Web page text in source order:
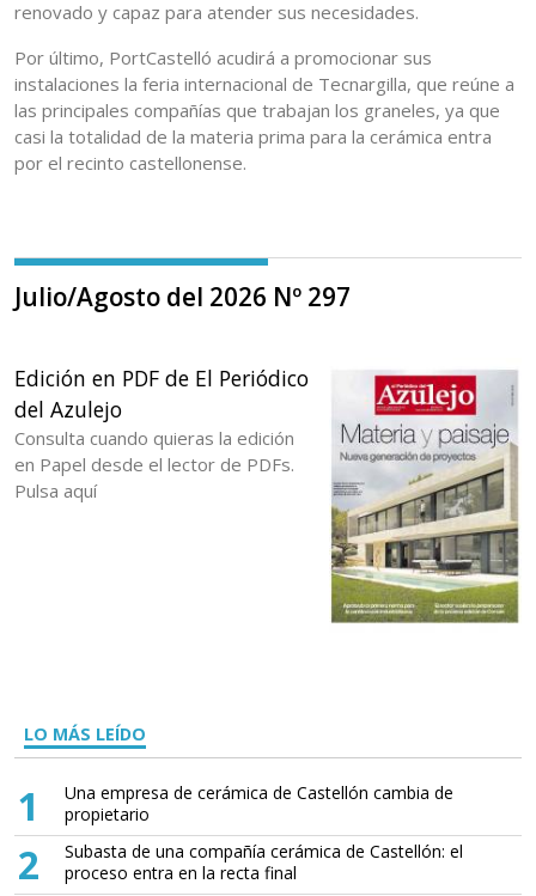
renovado y capaz para atender sus necesidades.
Por último, PortCastelló acudirá a promocionar sus
instalaciones la feria internacional de Tecnargilla, que reúne a
las principales compañías que trabajan los graneles, ya que
casi la totalidad de la materia prima para la cerámica entra
por el recinto castellonense.
Julio/Agosto del 2026 Nº 297
Edición en PDF de El Periódico
del Azulejo
Consulta cuando quieras la edición
en Papel desde el lector de PDFs.
Pulsa aquí
LO MÁS LEÍDO
1
Una empresa de cerámica de Castellón cambia de
propietario
2
Subasta de una compañía cerámica de Castellón: el
proceso entra en la recta final